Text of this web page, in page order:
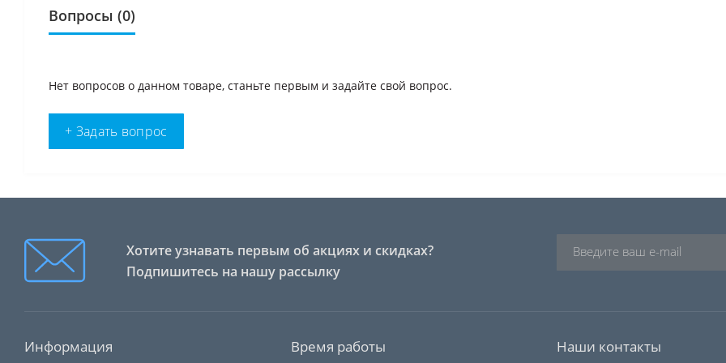
Вопросы (0)
Нет вопросов о данном товаре, станьте первым и задайте свой вопрос.
+ Задать вопрос
Хотите узнавать первым об акциях и скидках?
Подпишитесь на нашу рассылку
Информация Время работы Наши контакты